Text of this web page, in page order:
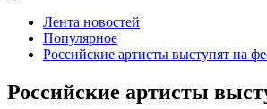
Лента новостей
Популярное
Российские артисты выступят на
Российские артисты